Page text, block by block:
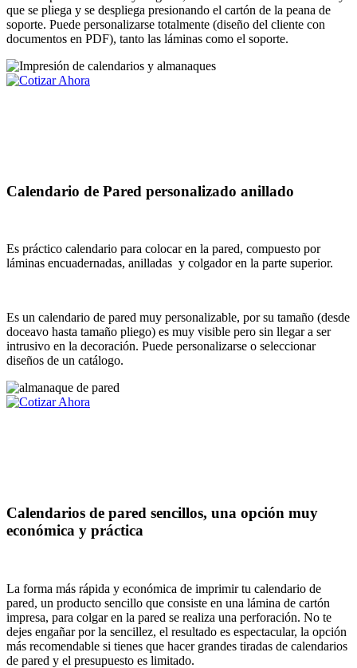
que se pliega y se despliega presionando el cartón de la peana de
soporte. Puede personalizarse totalmente (diseño del cliente con
documentos en PDF), tanto las láminas como el soporte.
Calendario de Pared personalizado anillado
Es práctico calendario para colocar en la pared, compuesto por
láminas encuadernadas, anilladas y colgador en la parte superior.
Es un calendario de pared muy personalizable, por su tamaño (desde
doceavo hasta tamaño pliego) es muy visible pero sin llegar a ser
intrusivo en la decoración. Puede personalizarse o seleccionar
diseños de un catálogo.
Calendarios de pared sencillos, una opción muy
económica y práctica
La forma más rápida y económica de imprimir tu calendario de
pared, un producto sencillo que consiste en una lámina de cartón
impresa, para colgar en la pared se realiza una perforación. No te
dejes engañar por la sencillez, el resultado es espectacular, la opción
más recomendable si tienes que hacer grandes tiradas de calendarios
de pared y el presupuesto es limitado.